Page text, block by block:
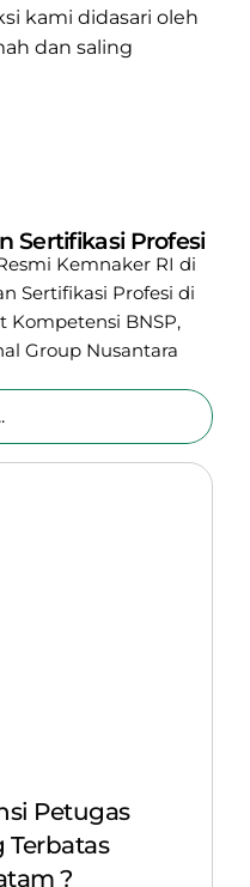
kami didasari oleh
dan saling
Sertifikasi Profesi
Kemnaker RI di
Sertifikasi Profesi di
Kompetensi BNSP,
Group Nusantara
Petugas
Terbatas
?